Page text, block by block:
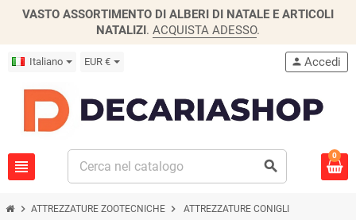
VASTO ASSORTIMENTO DI ALBERI DI NATALE E ARTICOLI
NATALIZI. ACQUISTA ADESSO.
Italiano EUR €
view_headline search
person Accedi
0
chevron_right ATTREZZATURE ZOOTECNICHE chevron_right ATTREZZATURE CONIGLI